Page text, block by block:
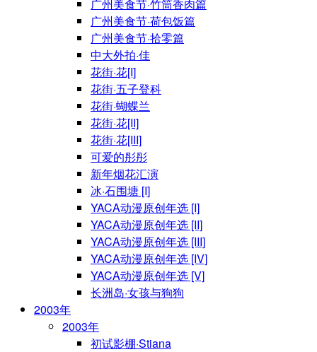
广州美食节·竹筒香肉篇
广州美食节·荷包饭篇
广州美食节·拾零篇
中大外拍·佳
花街·花[I]
花街·五子登科
花街·蝴蝶兰
花街·花[II]
花街·花[III]
可爱的彤彤
新年烟花汇演
冰·石围塘 [I]
YACA动漫原创年选 [I]
YACA动漫原创年选 [II]
YACA动漫原创年选 [III]
YACA动漫原创年选 [IV]
YACA动漫原创年选 [V]
长洲岛·女孩与狗狗
2003年
2003年
初试影棚·Stiana